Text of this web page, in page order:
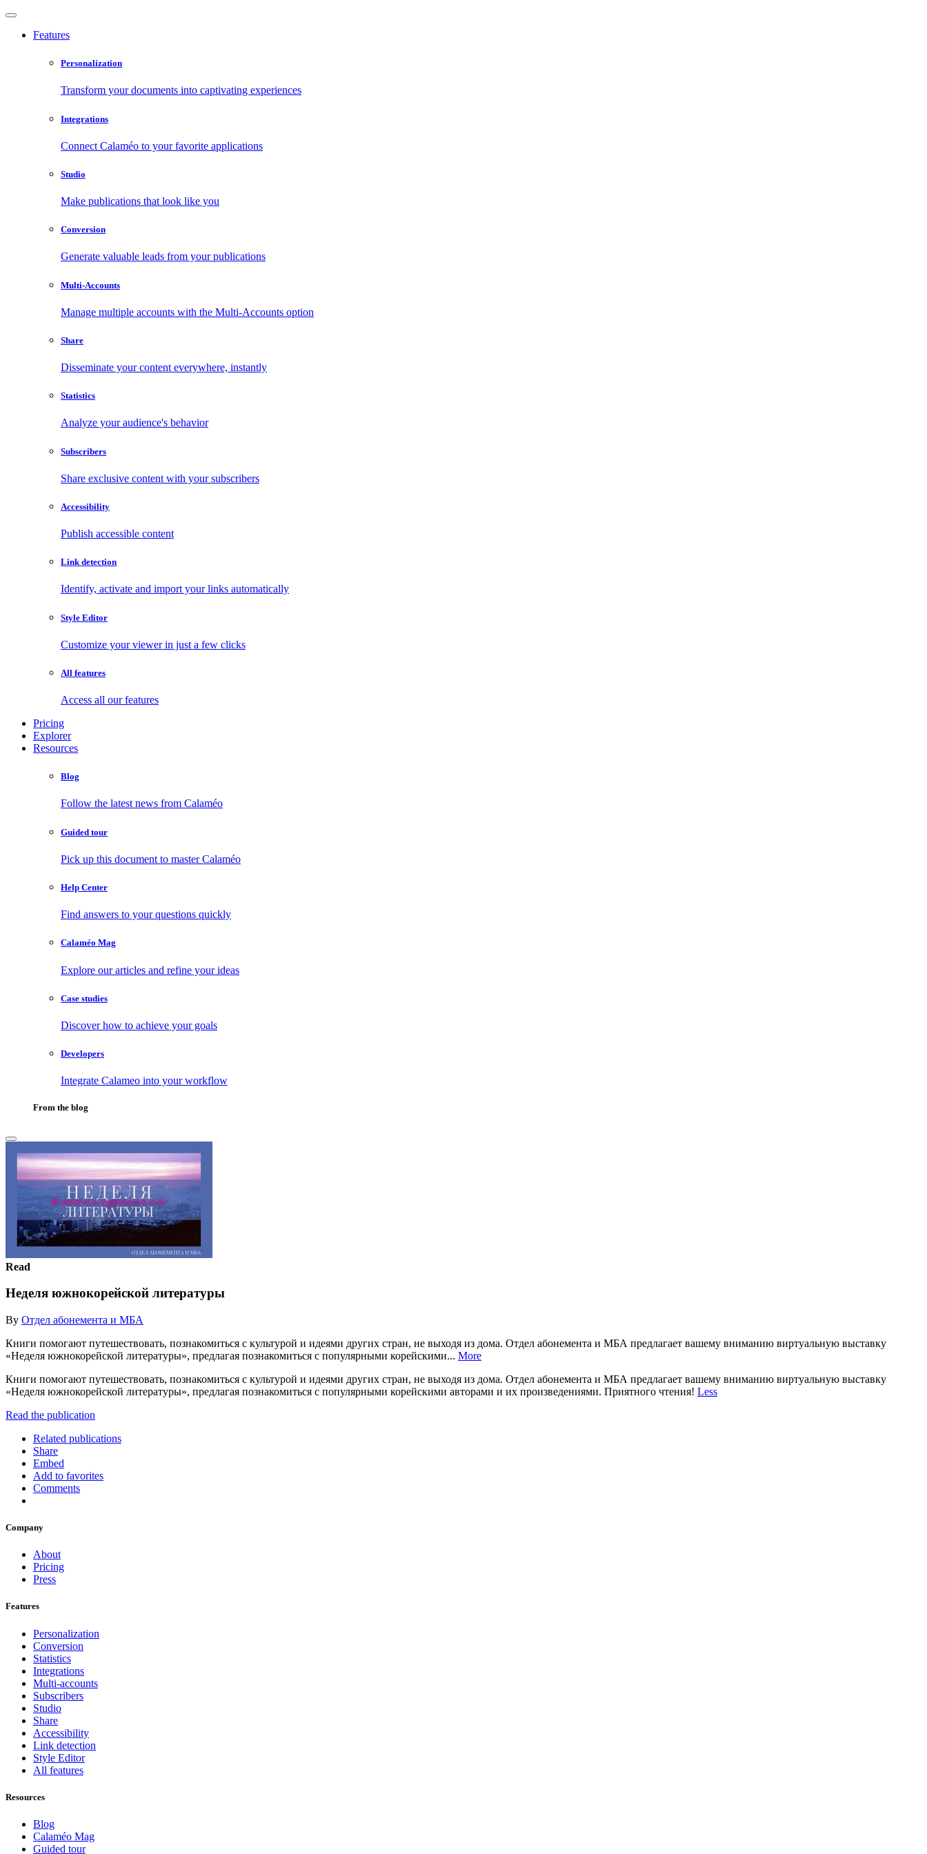
Features
Personalization
Transform your documents into captivating experiences
Integrations
Connect Calaméo to your favorite applications
Studio
Make publications that look like you
Conversion
Generate valuable leads from your publications
Multi-Accounts
Manage multiple accounts with the Multi-Accounts option
Share
Disseminate your content everywhere, instantly
Statistics
Analyze your audience's behavior
Subscribers
Share exclusive content with your subscribers
Accessibility
Publish accessible content
Link detection
Identify, activate and import your links automatically
Style Editor
Customize your viewer in just a few clicks
All features
Access all our features
Pricing
Explorer
Resources
Blog
Follow the latest news from Calaméo
Guided tour
Pick up this document to master Calaméo
Help Center
Find answers to your questions quickly
Calaméo Mag
Explore our articles and refine your ideas
Case studies
Discover how to achieve your goals
Developers
Integrate Calameo into your workflow
From the blog
Read
Неделя южнокорейской литературы
By Отдел абонемента и МБА
Книги помогают путешествовать, познакомиться с культурой и идеями других стран, не выходя из дома. Отдел абонемента и МБА предлагает вашему вниманию виртуальную выставку
«Неделя южнокорейской литературы», предлагая познакомиться с популярными корейскими... More
Книги помогают путешествовать, познакомиться с культурой и идеями других стран, не выходя из дома. Отдел абонемента и МБА предлагает вашему вниманию виртуальную выставку
«Неделя южнокорейской литературы», предлагая познакомиться с популярными корейскими авторами и их произведениями. Приятного чтения! Less
Read the publication
Related publications
Share
Embed
Add to favorites
Comments
Company
About
Pricing
Press
Features
Personalization
Conversion
Statistics
Integrations
Multi-accounts
Subscribers
Studio
Share
Accessibility
Link detection
Style Editor
All features
Resources
Blog
Calaméo Mag
Guided tour